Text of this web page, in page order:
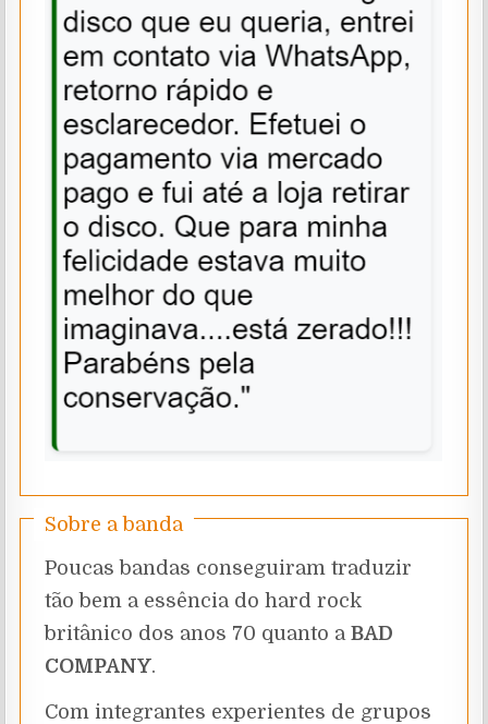
Sobre a banda
Poucas bandas conseguiram traduzir
tão bem a essência do hard rock
britânico dos anos 70 quanto aBAD
COMPANY.
Com integrantes experientes de grupos